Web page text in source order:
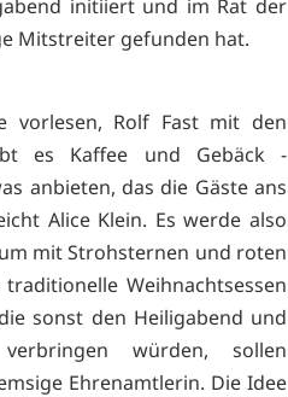
initiiert und im Rat der
Mitstreiter gefunden hat.
vorlesen, Rolf Fast mit den
es Kaffee und Gebäck -
anbieten, das die Gäste ans
Alice Klein. Es werde also
mit Strohsternen und roten
Weihnachtsessen
sonst den Heiligabend und
würden, sollen
Ehrenamtlerin. Die Idee